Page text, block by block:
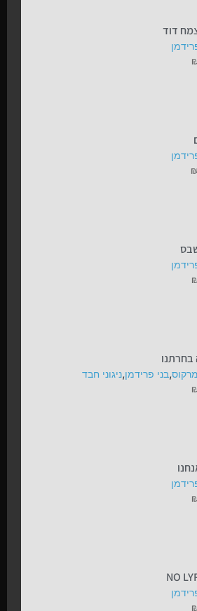
דוד
₪
,בני פרידמן,ניגוני חבד
NO